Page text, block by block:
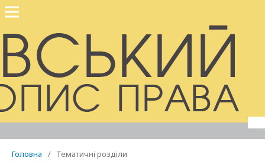
Головна / Тематичні розділи